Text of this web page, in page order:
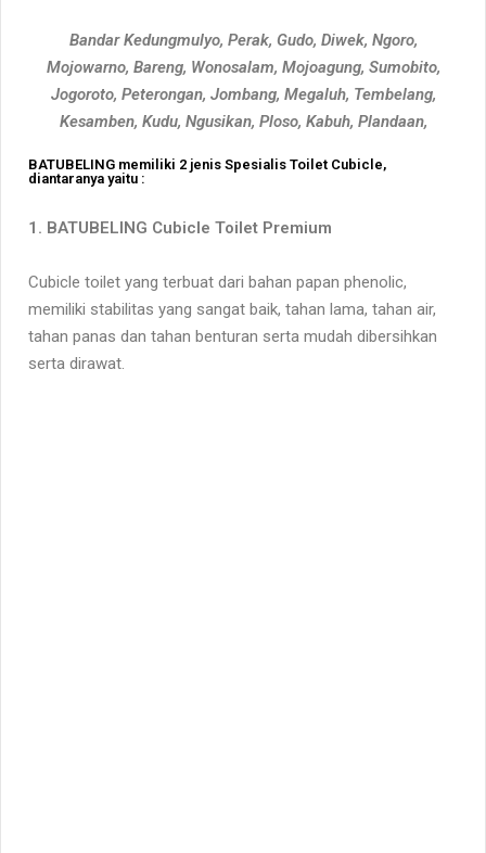
Bandar Kedungmulyo, Perak, Gudo, Diwek, Ngoro,
Mojowarno, Bareng, Wonosalam, Mojoagung, Sumobito,
Jogoroto, Peterongan, Jombang, Megaluh, Tembelang,
Kesamben, Kudu, Ngusikan, Ploso, Kabuh, Plandaan,
BATUBELING memiliki 2 jenis Spesialis Toilet Cubicle,
diantaranya yaitu :
1. BATUBELING Cubicle Toilet Premium
Cubicle toilet yang terbuat dari bahan papan phenolic,
memiliki stabilitas yang sangat baik, tahan lama, tahan air,
tahan panas dan tahan benturan serta mudah dibersihkan
serta dirawat.